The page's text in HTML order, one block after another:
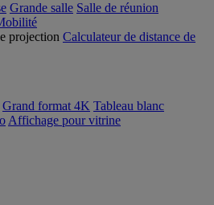
Grande salle Salle de réunion
Calculateur de distance de
Grand format 4K Tableau blanc
Affichage pour vitrine